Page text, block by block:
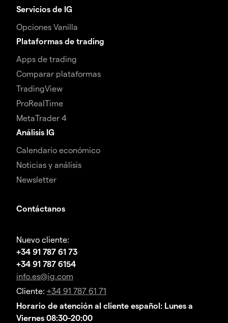
Servicios de IG
Opciones Vanilla
Plataformas de trading
Apps de trading
Comparar plataformas
TradingView
ProRealTime
MetaTrader 4
Análisis IG
Calendario económico
Noticias y análisis
Newsletter
Contáctanos
Nuevo cliente:
+34 91 787 61 73
+34 91 787 6154
info.es@ig.com
Cliente: +34 91 787 61 71
Horario de atención al cliente español: Lunes a
Viernes 08:30-20:00